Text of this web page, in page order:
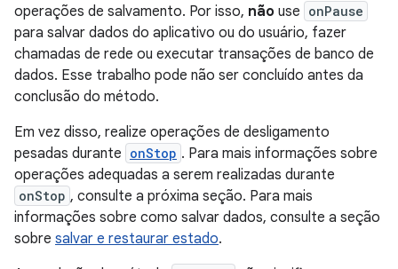
operações de salvamento. Por isso, não use onPause
para salvar dados do aplicativo ou do usuário, fazer
chamadas de rede ou executar transações de banco de
dados. Esse trabalho pode não ser concluído antes da
conclusão do método.
Em vez disso, realize operações de desligamento
pesadas durante onStop . Para mais informações sobre
operações adequadas a serem realizadas durante
onStop , consulte a próxima seção. Para mais
informações sobre como salvar dados, consulte a seção
sobre salvar e restaurar estado.